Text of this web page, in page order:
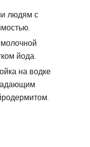
людям с
йода.
на водке